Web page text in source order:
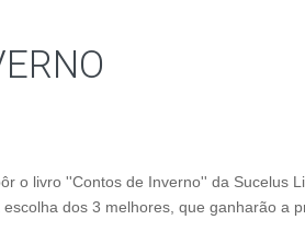
o livro ''Contos de Inverno'' da Sucelus
dos 3 melhores, que ganharão a